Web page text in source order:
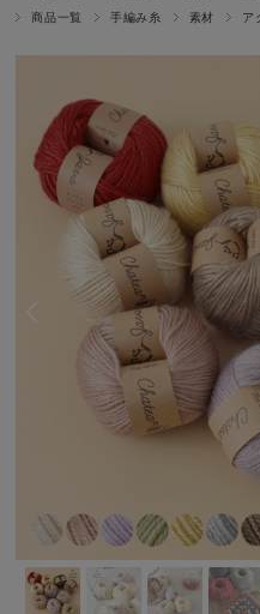
商品一覧 手編み糸 素材 ア